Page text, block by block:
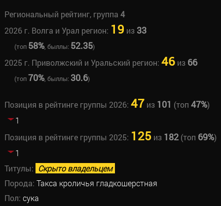
Региональный рейтинг, группа 4
2026 г. Волга и Урал регион: 19 из 33
(топ 58%, быллы: 52.35)
2025 г. Приволжский и Уральский регион: 46из 66
(топ70%, быллы: 30.6)
Позиция в рейтинге группы 2026: 47 из 101 (топ 47%)
1
Позиция в рейтинге группы 2025: 125из 182(топ 69%)
1
Титулы: Скрыто владельцем
Порода: Такса кроличья гладкошерстная
Пол: сука